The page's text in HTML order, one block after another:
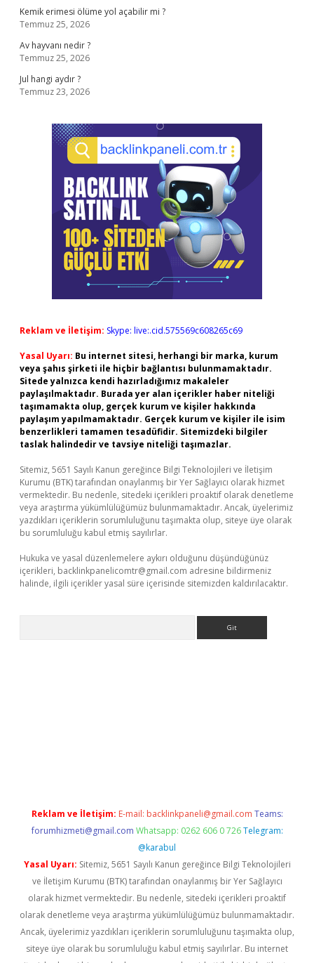
Kemik erimesi ölüme yol açabilir mi ?
Temmuz 25, 2026
Av hayvanı nedir ?
Temmuz 25, 2026
Jul hangi aydır ?
Temmuz 23, 2026
Reklam ve İletişim: Skype: live:.cid.575569c608265c69
Yasal Uyarı: Bu internet sitesi, herhangi bir marka, kurum
veya şahıs şirketi ile hiçbir bağlantısı bulunmamaktadır.
Sitede yalnızca kendi hazırladığımız makaleler
paylaşılmaktadır. Burada yer alan içerikler haber niteliği
taşımamakta olup, gerçek kurum ve kişiler hakkında
paylaşım yapılmamaktadır. Gerçek kurum ve kişiler ile isim
benzerlikleri tamamen tesadüfidir. Sitemizdeki bilgiler
taslak halindedir ve tavsiye niteliği taşımazlar.
Sitemiz, 5651 Sayılı Kanun gereğince Bilgi Teknolojileri ve İletişim
Kurumu (BTK) tarafından onaylanmış bir Yer Sağlayıcı olarak hizmet
vermektedir. Bu nedenle, sitedeki içerikleri proaktif olarak denetleme
veya araştırma yükümlülüğümüz bulunmamaktadır. Ancak, üyelerimiz
yazdıkları içeriklerin sorumluluğunu taşımakta olup, siteye üye olarak
bu sorumluluğu kabul etmiş sayılırlar.
Hukuka ve yasal düzenlemelere aykırı olduğunu düşündüğünüz
içerikleri, backlinkpanelicomtr@gmail.com adresine bildirmeniz
halinde, ilgili içerikler yasal süre içerisinde sitemizden kaldırılacaktır.
Reklam ve İletişim: E-mail: backlinkpaneli@gmail.com Teams:
forumhizmeti@gmail.com Whatsapp: 0262 606 0 726 Telegram:
@karabul
Yasal Uyarı: Sitemiz, 5651 Sayılı Kanun gereğince Bilgi Teknolojileri
ve İletişim Kurumu (BTK) tarafından onaylanmış bir Yer Sağlayıcı
olarak hizmet vermektedir. Bu nedenle, sitedeki içerikleri proaktif
olarak denetleme veya araştırma yükümlülüğümüz bulunmamaktadır.
Ancak, üyelerimiz yazdıkları içeriklerin sorumluluğunu taşımakta olup,
siteye üye olarak bu sorumluluğu kabul etmiş sayılırlar. Bu internet